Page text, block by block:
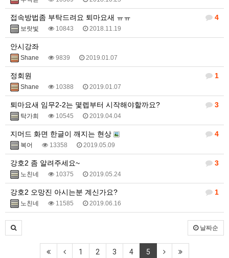
4
접속방법좀 부탁드려요 퇴마요새 ㅠㅠ
보랏빛 10843 2018.11.19
안시강좌
Shane 9839 2019.01.07
1
정회원
Shane 10388 2019.01.07
3
퇴마요새 임무2-2는 몇렙부터 시작해야할까요?
탁가희 10545 2019.04.04
4
지머드 화면 한글이 깨지는 현상
복어 13358 2019.05.09
3
강호2 좀 알려주세요~
노친네 10375 2019.05.24
1
강호2 오망진 아시는분 계신가요?
노친네 11585 2019.06.16
날짜순
1 2 3 4 5